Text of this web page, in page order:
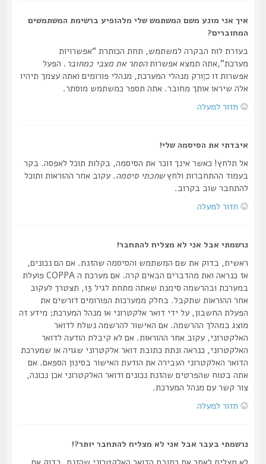
איך אני מונע משם המשתמש שלי מלהופיע ברשימת המשתמשים
המחוברים?
בעזרת לוח הבקרה למשתמש, תחת הכותרת “אפשרויות
מערכת”,אתה תמצא אפשרותהסתר את מצבי כמחובר. הפעל
אפשרות זוכןורק מנהלי המערכת, מנהלי פורומים ואתה עצמך תיהיו
אלה שיראו אותך מחובר. אתה תספר כמשתמש מוסתר.
חזור למעלה
איבדתי את הסיסמה שלי!
אל תלחץ! כאשר אינך זוכר את הסיסמה, בקלות תוכל לאפסה. בקר
בעמוד ההתחברות ולחץשחכתי סיסמה. עקוב אחר ההוראות ותוכל
להתחבר שוב בקרוב.
חזור למעלה
נרשמתי אבל אני לא מצליח להתחבר!
ראשית, בדוק את שם המשתמש והסיסמה שהזנת. אם הם נכונים,
אז כנראה ואת מהדברים הבאים קרה. אם מערכת ה COPPA פועלת
במערכת ובהרשמה סימנת שאתה מתחת לגיל 13, תצטרך לעקוב
אחר ההוראות שתקבל. בחלק ממערכות הפורומים דורשים את
הפעלת החשבון, על ידי דואר אלקטרוני או מנהל המערכת; מידע זה
מוצג במהלך ההרשמה. אם האישור להרשמה נשלח לדואר
האלקטרוני, עקוב אחר ההוראות. אם לא קיבלת הודעה לדואר
האלקטרוני, כנראה ונתת כתובת דואר אלקטרוני שגויה או שמערכת
הדואר האלקטרוני העבירה את הודעת האישור בסינון הספאם. אם
אתה בטוח שהפרטים שהזנת נכונים ודואר האלקטרוני אכן נכונה,
צור קשר עם מנהל המערכת.
חזור למעלה
נרשמתי בעבר אבל אני לא מצליח להתחבר יותר?!